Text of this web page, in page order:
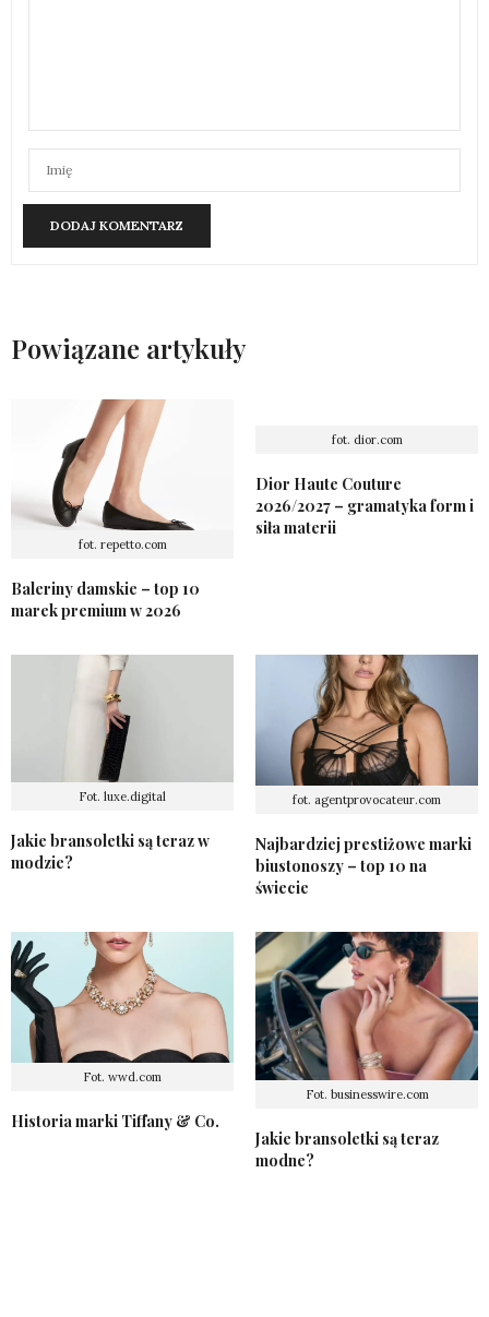
Powiązane artykuły
fot. repetto.com
Baleriny damskie – top 10
marek premium w 2026
fot. dior.com
Dior Haute Couture
2026/2027 – gramatyka form i
siła materii
Fot. luxe.digital
Jakie bransoletki są teraz w
modzie?
fot. agentprovocateur.com
Najbardziej prestiżowe marki
biustonoszy – top 10 na
świecie
Fot. wwd.com
Historia marki Tiffany & Co.
Fot. businesswire.com
Jakie bransoletki są teraz
modne?